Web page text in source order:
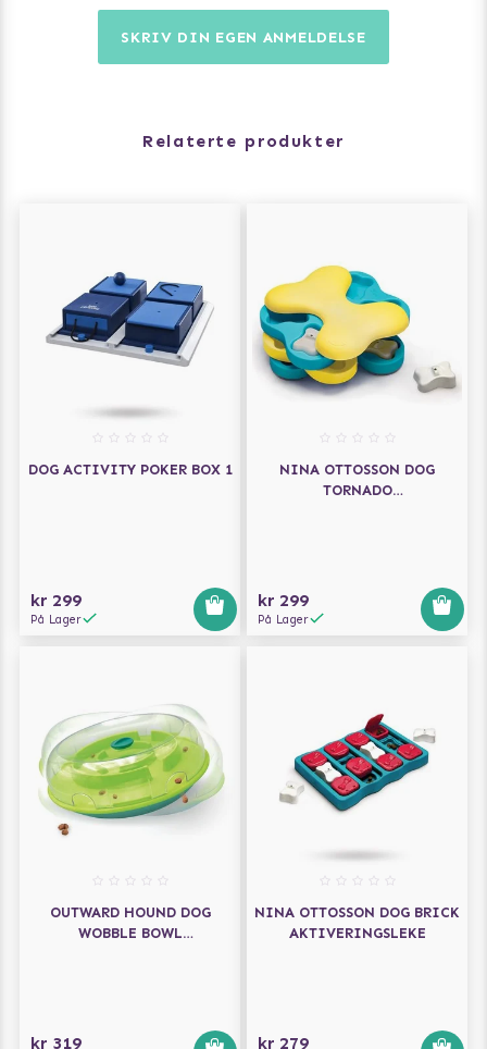
SKRIV DIN EGEN ANMELDELSE
Relaterte produkter
DOG ACTIVITY POKER BOX 1
kr 299
På Lager
NINA OTTOSSON DOG
TORNADO
kr 299
På Lager
OUTWARD HOUND DOG
WOBBLE BOWL
kr 319
NINA OTTOSSON DOG BRICK
AKTIVERINGSLEKE
kr 279